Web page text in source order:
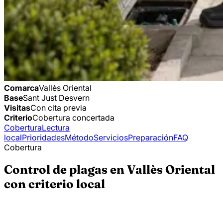
ComarcaVallès Oriental
BaseSant Just Desvern
VisitasCon cita previa
CriterioCobertura concertada
CoberturaLectura
localPrioridadesMétodoServiciosPreparaciónFAQ
Cobertura
Control de plagas en Vallès Oriental
con criterio local